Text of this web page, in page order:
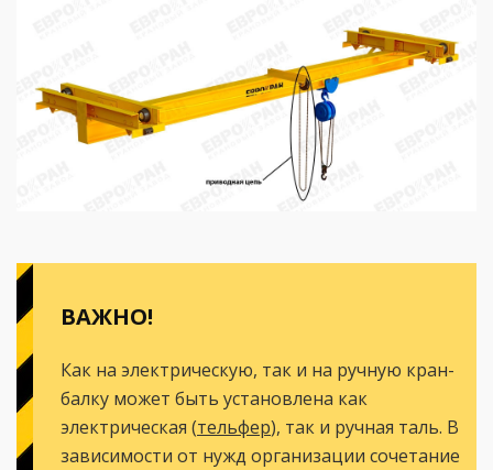
ВАЖНО!
Как на электрическую, так и на ручную кран-
балку может быть установлена как
электрическая (тельфер), так и ручная таль. В
зависимости от нужд организации сочетание